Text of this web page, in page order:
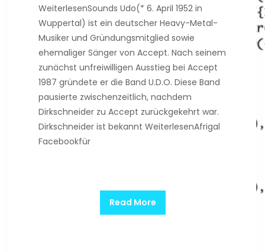
WeiterlesenSounds Udo(* 6. April 1952 in
Wuppertal) ist ein deutscher Heavy-Metal-
Musiker und Gründungsmitglied sowie
ehemaliger Sänger von Accept. Nach seinem
zunächst unfreiwilligen Ausstieg bei Accept
1987 gründete er die Band U.D.O. Diese Band
pausierte zwischenzeitlich, nachdem
Dirkschneider zu Accept zurückgekehrt war.
Dirkschneider ist bekannt WeiterlesenAfrigal
Facebookfür
Read More